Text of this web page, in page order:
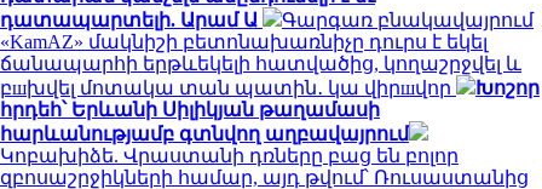
դատապարտելի. Արամ Ա
Գարգառ բնակավայրում
«KamAZ» մակնիշի բետոնախառնիչը դուրս է եկել
ճանապարհի երթևեկելի հատվածից, կողաշրջվել և
բшխվել մոտակա տան պատին․ կա վիրшվոր
Խոշոր
հրդեհ՝ Երևանի Սիլիկյան թաղամասի
հարևանությամբ գտնվող աղբավայրում
Կոբախիձե. Վրաստանի դռները բաց են բոլոր
զբոսաշրջիկների համար, այդ թվում՝ Ռուսաստանից